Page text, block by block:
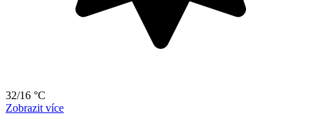
32/16 °C
Zobrazit více